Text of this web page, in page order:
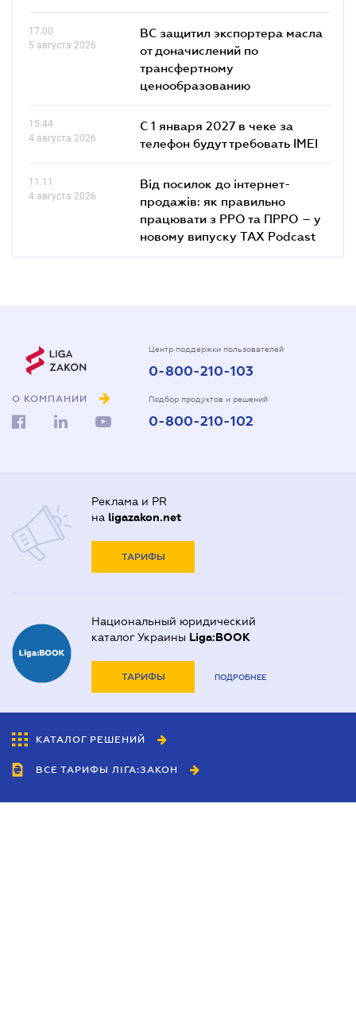
17.00
5 августа 2026
ВС защитил экспортера масла
от доначислений по
трансфертному
ценообразованию
15.44
4 августа 2026
С 1 января 2027 в чеке за
телефон будут требовать IMEI
11.11
4 августа 2026
Від посилок до інтернет-
продажів: як правильно
працювати з РРО та ПРРО – у
новому випуску TAX Podcast
О КОМПАНИИ
Центр поддержки пользователей
0-800-210-103
Подбор продуктов и решений
0-800-210-102
Реклама и PR
на ligazakon.net
ТАРИФЫ
Национальный юридический
каталог Украины Liga:BOOK
ТАРИФЫ ПОДРОБНЕЕ
КАТАЛОГ РЕШЕНИЙ
ВСЕ ТАРИФЫ ЛІГА:ЗАКОН